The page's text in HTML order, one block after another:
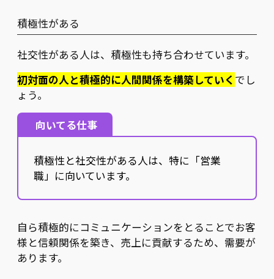
積極性がある
社交性がある人は、積極性も持ち合わせています。
初対面の人と積極的に人間関係を構築していく でし
ょう。
向いてる仕事
積極性と社交性がある人は、特に「営業
職」に向いています。
自ら積極的にコミュニケーションをとることでお客
様と信頼関係を築き、売上に貢献するため、需要が
あります。